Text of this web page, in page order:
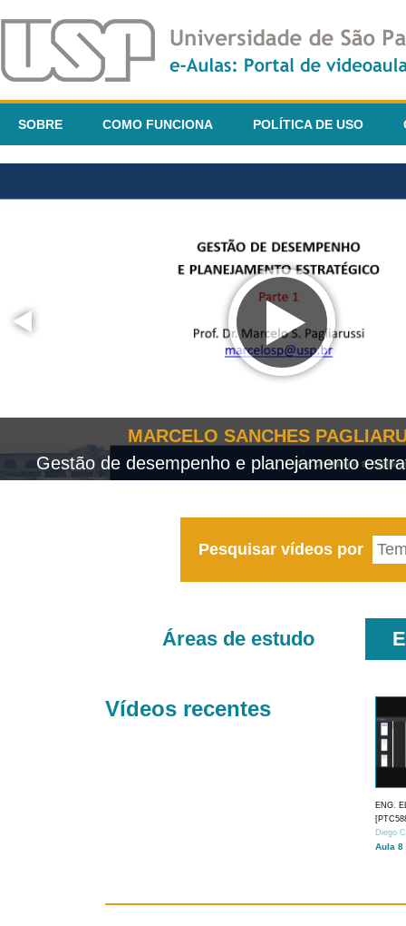
SOBRE COMO FUNCIONA POLÍTICA DE USO
MARCELO SANCHES
Gestão de desempenho e planejamento
Pesquisar vídeos por
Áreas de estudo
Vídeos recentes
ENG.
Diego
Aula 8